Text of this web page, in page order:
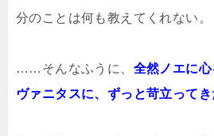
分のことは何も教えてくれない。
……そんなふうに、 全然ノエに
ヴァニタスに、ずっと苛立ってき